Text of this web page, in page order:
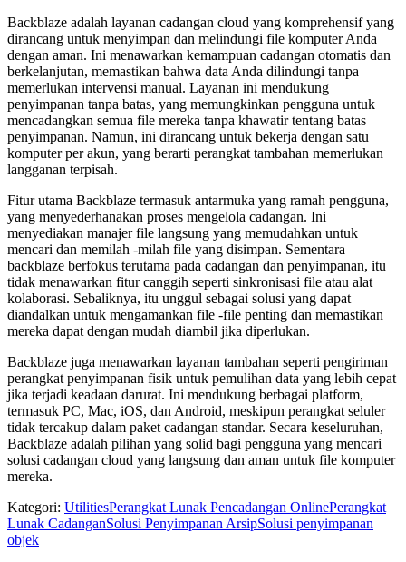
Backblaze adalah layanan cadangan cloud yang komprehensif yang
dirancang untuk menyimpan dan melindungi file komputer Anda
dengan aman. Ini menawarkan kemampuan cadangan otomatis dan
berkelanjutan, memastikan bahwa data Anda dilindungi tanpa
memerlukan intervensi manual. Layanan ini mendukung
penyimpanan tanpa batas, yang memungkinkan pengguna untuk
mencadangkan semua file mereka tanpa khawatir tentang batas
penyimpanan. Namun, ini dirancang untuk bekerja dengan satu
komputer per akun, yang berarti perangkat tambahan memerlukan
langganan terpisah.
Fitur utama Backblaze termasuk antarmuka yang ramah pengguna,
yang menyederhanakan proses mengelola cadangan. Ini
menyediakan manajer file langsung yang memudahkan untuk
mencari dan memilah -milah file yang disimpan. Sementara
backblaze berfokus terutama pada cadangan dan penyimpanan, itu
tidak menawarkan fitur canggih seperti sinkronisasi file atau alat
kolaborasi. Sebaliknya, itu unggul sebagai solusi yang dapat
diandalkan untuk mengamankan file -file penting dan memastikan
mereka dapat dengan mudah diambil jika diperlukan.
Backblaze juga menawarkan layanan tambahan seperti pengiriman
perangkat penyimpanan fisik untuk pemulihan data yang lebih cepat
jika terjadi keadaan darurat. Ini mendukung berbagai platform,
termasuk PC, Mac, iOS, dan Android, meskipun perangkat seluler
tidak tercakup dalam paket cadangan standar. Secara keseluruhan,
Backblaze adalah pilihan yang solid bagi pengguna yang mencari
solusi cadangan cloud yang langsung dan aman untuk file komputer
mereka.
Kategori: UtilitiesPerangkat Lunak Pencadangan OnlinePerangkat
Lunak CadanganSolusi Penyimpanan ArsipSolusi penyimpanan
objek